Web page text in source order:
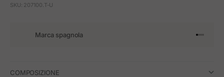
SKU: 207100.T-U
Marca spagnola Vai
Vai
Vai
Vai
COMPOSIZIONE